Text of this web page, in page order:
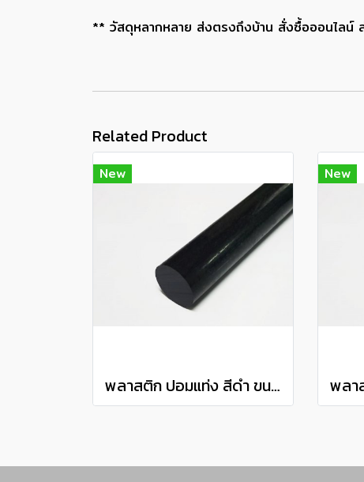
** วัสดุหลากหลาย ส่งตรงถึงบ้าน สั่งซื้อออนไลน์
Related Product
New
พลาสติก ปอมแท่ง สีดำ ขนาด 80 มิล Pom plastic round bar แบ่งขายความยาว 10 เซนติเมตร
New